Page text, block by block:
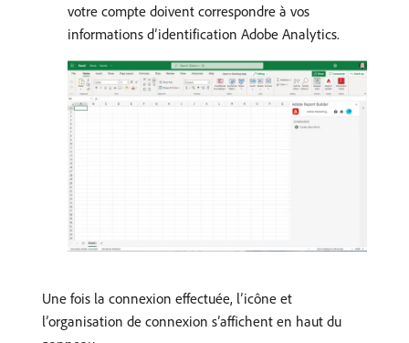
votre compte doivent correspondre à vos
informations d’identification Adobe Analytics.
Une fois la connexion effectuée, l’icône et
l’organisation de connexion s’affichent en haut du